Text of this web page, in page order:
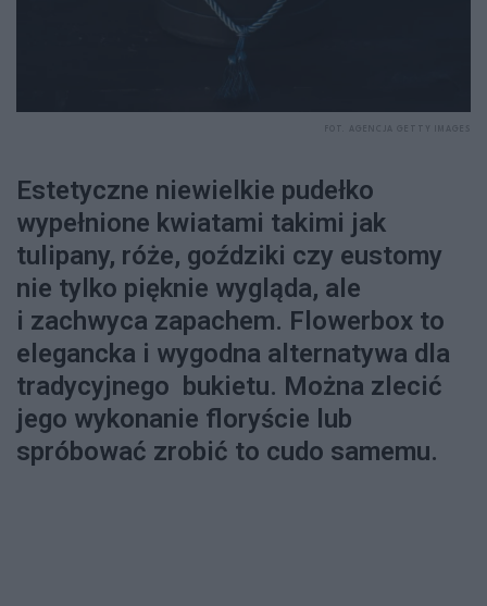
Estetyczne niewielkie pudełko
wypełnione kwiatami takimi jak
tulipany, róże, goździki czy eustomy
nie tylko pięknie wygląda, ale
i zachwyca zapachem. Flowerbox to
elegancka i wygodna alternatywa dla
tradycyjnego bukietu. Można zlecić
jego wykonanie floryście lub
spróbować zrobić to cudo samemu.